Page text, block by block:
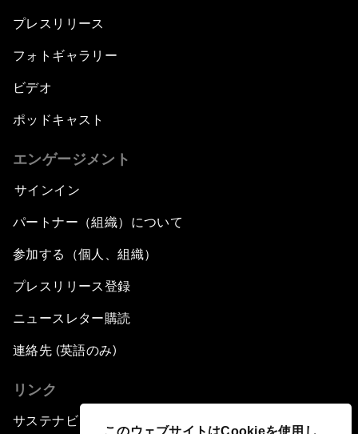
このウェブサイトはCookieを使用し
プレスリリース
フォトギャラリー
ビデオ
ポッドキャスト
エンゲージメント
サインイン
パートナー（組織）について
参加する（個人、組織）
プレスリリース登録
ニュースレター購読
連絡先 (英語のみ)
リンク
サステナビリティへの取り組み